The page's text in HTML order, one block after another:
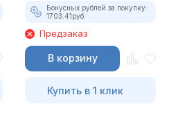
Бонусных рублей за покупку:
1703.41руб.
Предзаказ
В корзину
Купить в 1 клик